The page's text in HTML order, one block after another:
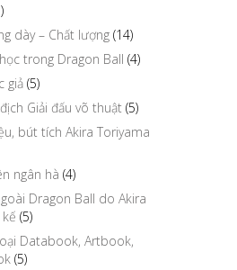
dày – Chất lượng (14)
trong Dragon Ball (4)
giả (5)
Giải đấu võ thuật (5)
bút tích Akira Toriyama
ngân hà (4)
Dragon Ball do Akira
(5)
Databook, Artbook,
(5)